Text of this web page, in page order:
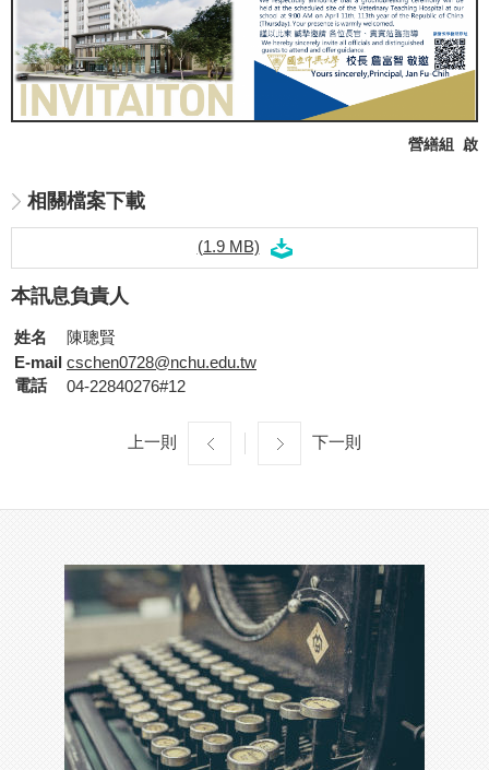
營繕組 啟
相關檔案下載
(1.9 MB)
本訊息負責人
姓名
陳聰賢
E-mail cschen0728@nchu.edu.tw
電話
04-22840276#12
上一則 下一則